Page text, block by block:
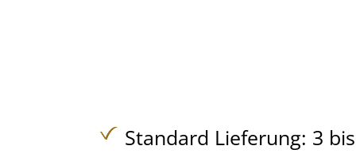
Standard Lieferung: 3